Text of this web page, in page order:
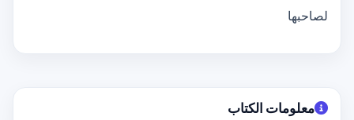
لصاحبها
معلومات الكتاب